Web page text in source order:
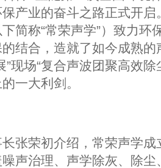
产业的奋斗之路正式开
简称“常荣声学”）致力环
结合，造就了如今成熟
”现场“复合声波团聚高效
一大利剑。
荣初介绍，常荣声学成
声治理、声学除灰、除